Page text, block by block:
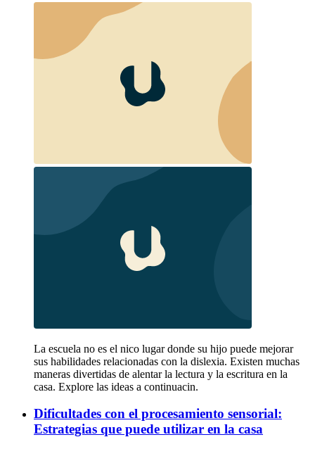
La escuela no es el nico lugar donde su hijo puede mejorar
sus habilidades relacionadas con la dislexia. Existen muchas
maneras divertidas de alentar la lectura y la escritura en la
casa. Explore las ideas a continuacin.
Dificultades con el procesamiento sensorial:
Estrategias que puede utilizar en la casa